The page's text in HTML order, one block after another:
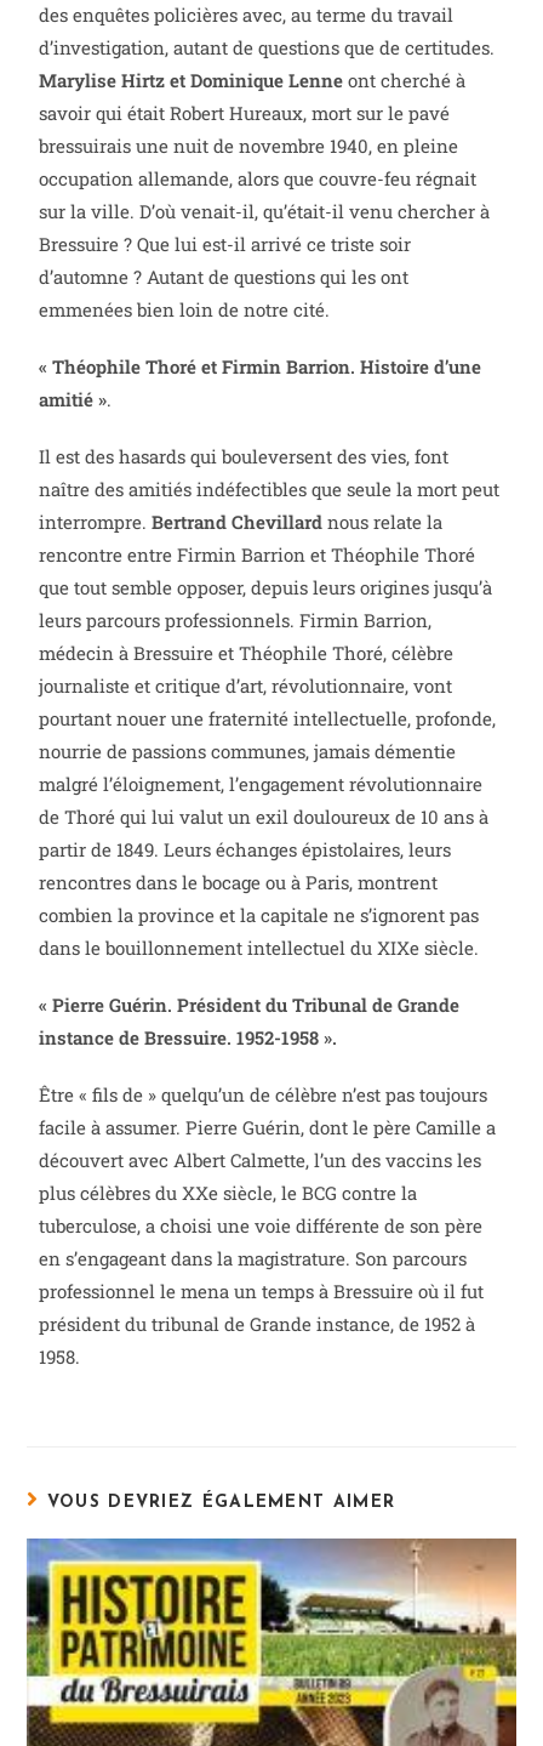
des enquêtes policières avec, au terme du travail
d’investigation, autant de questions que de certitudes.
Marylise Hirtz et Dominique Lenne ont cherché à
savoir qui était Robert Hureaux, mort sur le pavé
bressuirais une nuit de novembre 1940, en pleine
occupation allemande, alors que couvre-feu régnait
sur la ville. D’où venait-il, qu’était-il venu chercher à
Bressuire ? Que lui est-il arrivé ce triste soir
d’automne ? Autant de questions qui les ont
emmenées bien loin de notre cité.
« Théophile Thoré et Firmin Barrion. Histoire d’une
amitié ».
Il est des hasards qui bouleversent des vies, font
naître des amitiés indéfectibles que seule la mort peut
interrompre.Bertrand Chevillard nous relate la
rencontre entre Firmin Barrion et Théophile Thoré
que tout semble opposer, depuis leurs origines jusqu’à
leurs parcours professionnels. Firmin Barrion,
médecin à Bressuire et Théophile Thoré, célèbre
journaliste et critique d’art, révolutionnaire, vont
pourtant nouer une fraternité intellectuelle, profonde,
nourrie de passions communes, jamais démentie
malgré l’éloignement, l’engagement révolutionnaire
de Thoré qui lui valut un exil douloureux de 10 ans à
partir de 1849. Leurs échanges épistolaires, leurs
rencontres dans le bocage ou à Paris, montrent
combien la province et la capitale ne s’ignorent pas
dans le bouillonnement intellectuel du XIXe siècle.
« Pierre Guérin. Président du Tribunal de Grande
instance de Bressuire. 1952-1958 ».
Être « fils de » quelqu’un de célèbre n’est pas toujours
facile à assumer. Pierre Guérin, dont le père Camille a
découvert avec Albert Calmette, l’un des vaccins les
plus célèbres du XXe siècle, le BCG contre la
tuberculose, a choisi une voie différente de son père
en s’engageant dans la magistrature. Son parcours
professionnel le mena un temps à Bressuire où il fut
président du tribunal de Grande instance, de 1952 à
1958.
VOUS DEVRIEZ ÉGALEMENT AIMER